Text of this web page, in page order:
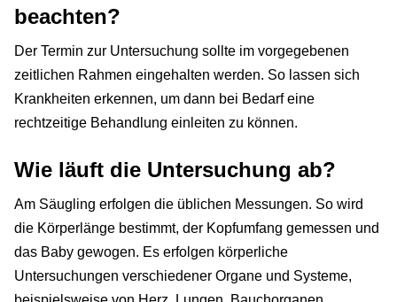
beachten?
Der Termin zur Untersuchung sollte im vorgegebenen
zeitlichen Rahmen eingehalten werden. So lassen sich
Krankheiten erkennen, um dann bei Bedarf eine
rechtzeitige Behandlung einleiten zu können.
Wie läuft die Untersuchung ab?
Am Säugling erfolgen die üblichen Messungen. So wird
die Körperlänge bestimmt, der Kopfumfang gemessen und
das Baby gewogen. Es erfolgen körperliche
Untersuchungen verschiedener Organe und Systeme,